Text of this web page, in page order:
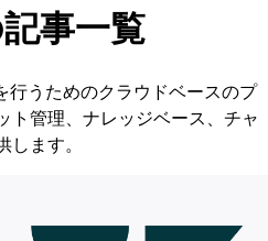
事一覧
うためのクラウドベースのプ
ト管理、ナレッジベース、チャ
ます。